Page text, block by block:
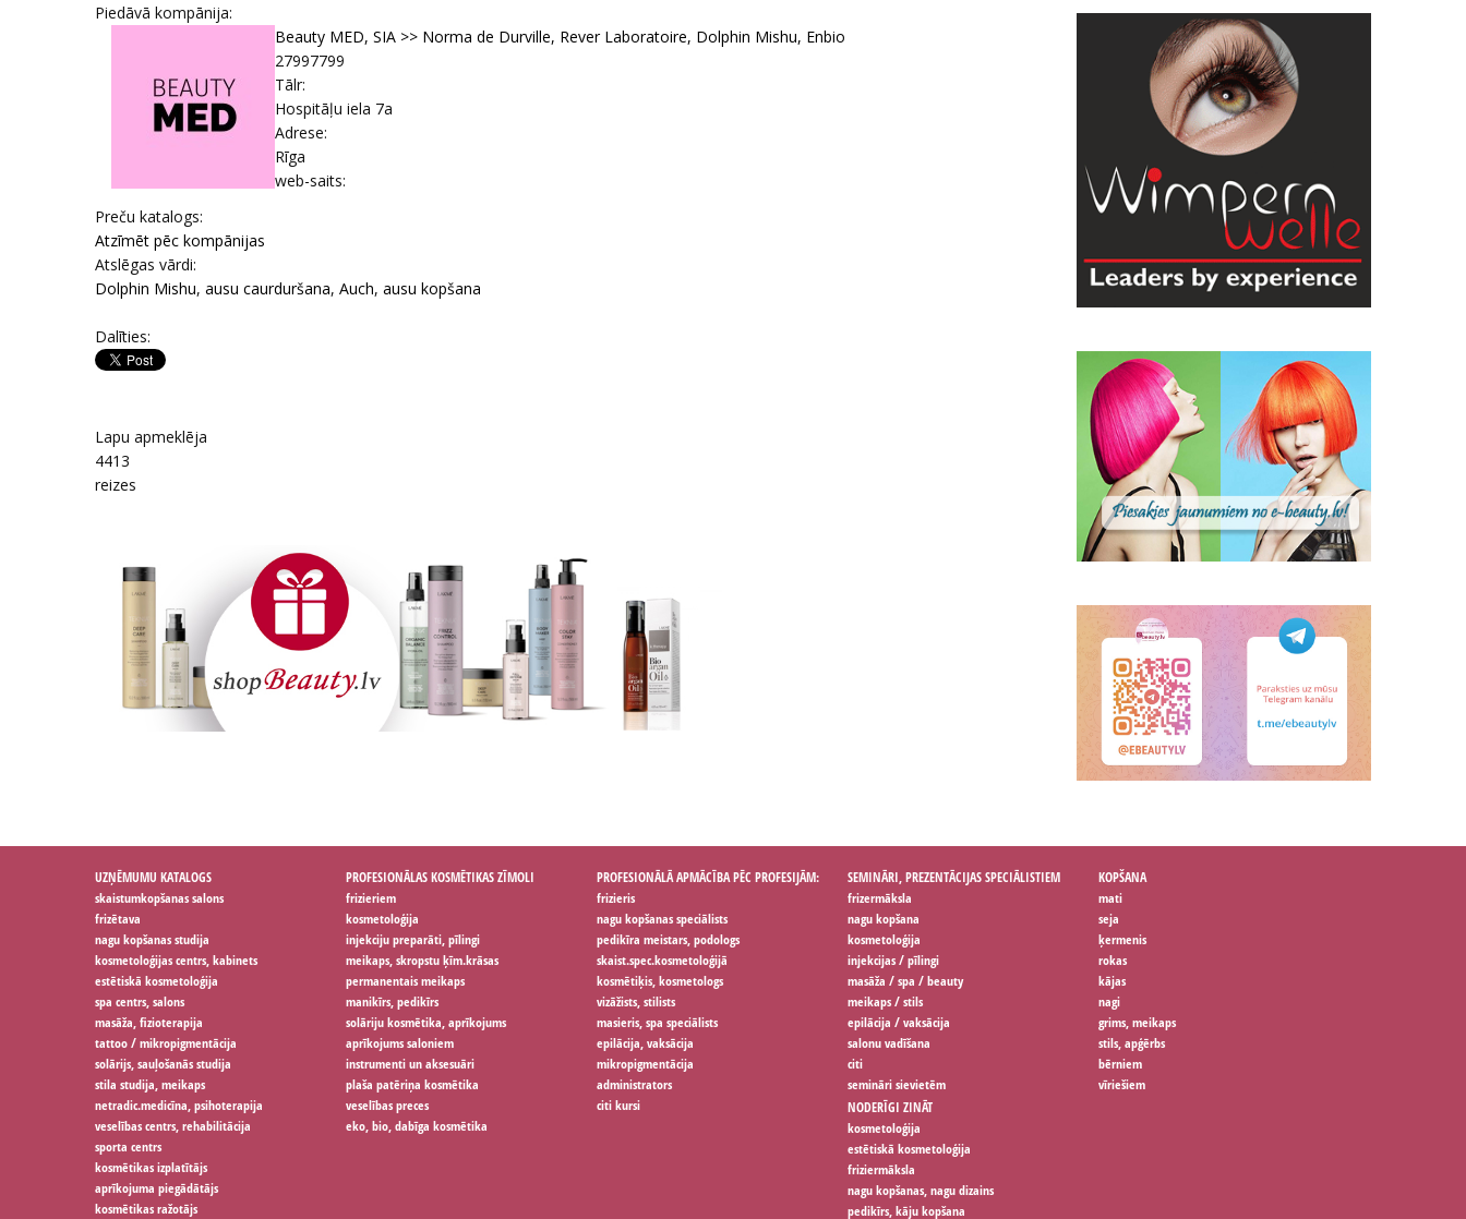
Piedāvā kompānija:
Beauty MED, SIA >> Norma de Durville, Rever Laboratoire, Dolphin Mishu, Enbio
27997799
Tālr:
Hospitāļu iela 7a
Adrese:
Rīga
web-saits:
Prеču katalogs:
Atzīmēt pēc kompānijas
Atslēgas vārdi:
Dolphin Mishu, ausu caurduršana, Auch, ausu kopšana
Dalīties:
Lapu apmeklēja
4413
reizes
UZŅĒMUMU KATALOGS
skaistumkopšanas salons
frizētava
nagu kopšanas studija
kosmetoloģijas centrs, kabinets
estētiskā kosmetoloģija
spa centrs, salons
masāža, fizioterapija
tattoo / mikropigmentācija
solārijs, sauļošanās studija
stila studija, meikaps
netradic.medicīna, psihoterapija
veselības centrs, rehabilitācija
sporta centrs
kosmētikas izplatītājs
aprīkojuma piegādātājs
kosmētikas ražotājs
PROFESIONĀLAS KOSMĒTIKAS ZĪMOLI
frizieriem
kosmetoloģija
injekciju preparāti, pīlingi
meikaps, skropstu ķīm.krāsas
permanentais meikaps
manikīrs, pedikīrs
solāriju kosmētika, aprīkojums
aprīkojums saloniem
instrumenti un aksesuāri
plaša patēriņa kosmētika
veselības preces
eko, bio, dabīga kosmētika
PROFESIONĀLĀ APMĀCĪBA PĒC PROFESIJĀM:
frizieris
nagu kopšanas speciālists
pedikīra meistars, podologs
skaist.spec.kosmetoloģijā
kosmētiķis, kosmetologs
vizāžists, stilists
masieris, spa speciālists
epilācija, vaksācija
mikropigmentācija
administrators
citi kursi
SEMINĀRI, PREZENTĀCIJAS SPECIĀLISTIEM
frizermāksla
nagu kopšana
kosmetoloģija
injekcijas / pīlingi
masāža / spa / beauty
meikaps / stils
epilācija / vaksācija
salonu vadīšana
citi
semināri sievietēm
KOPŠANA
mati
seja
ķermenis
rokas
kājas
nagi
grims, meikaps
stils, apģērbs
bērniem
vīriešiem
NODERĪGI ZINĀT
kosmetoloģija
estētiskā kosmetoloģija
friziermāksla
nagu kopšanas, nagu dizains
pedikīrs, kāju kopšana